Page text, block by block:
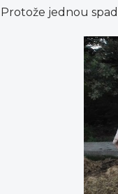
Protože jednou